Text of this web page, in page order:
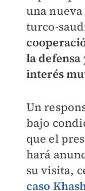
una
turco-
la defensa
interés
Un
bajo
que el
hará
su visita,
caso